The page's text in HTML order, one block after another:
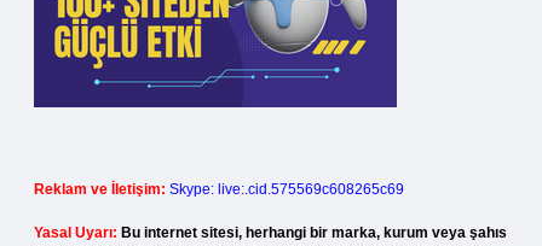
Reklam ve İletişim: Skype: live:.cid.575569c608265c69
Yasal Uyarı: Bu internet sitesi, herhangi bir marka, kurum veya şahıs